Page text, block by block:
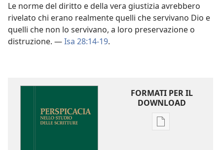
Le norme del diritto e della vera giustizia avrebbero
rivelato chi erano realmente quelli che servivano Dio e
quelli che non lo servivano, a loro preservazione o
distruzione. —Isa 28:14-19.
FORMATI PER IL
DOWNLOAD
Opzioni